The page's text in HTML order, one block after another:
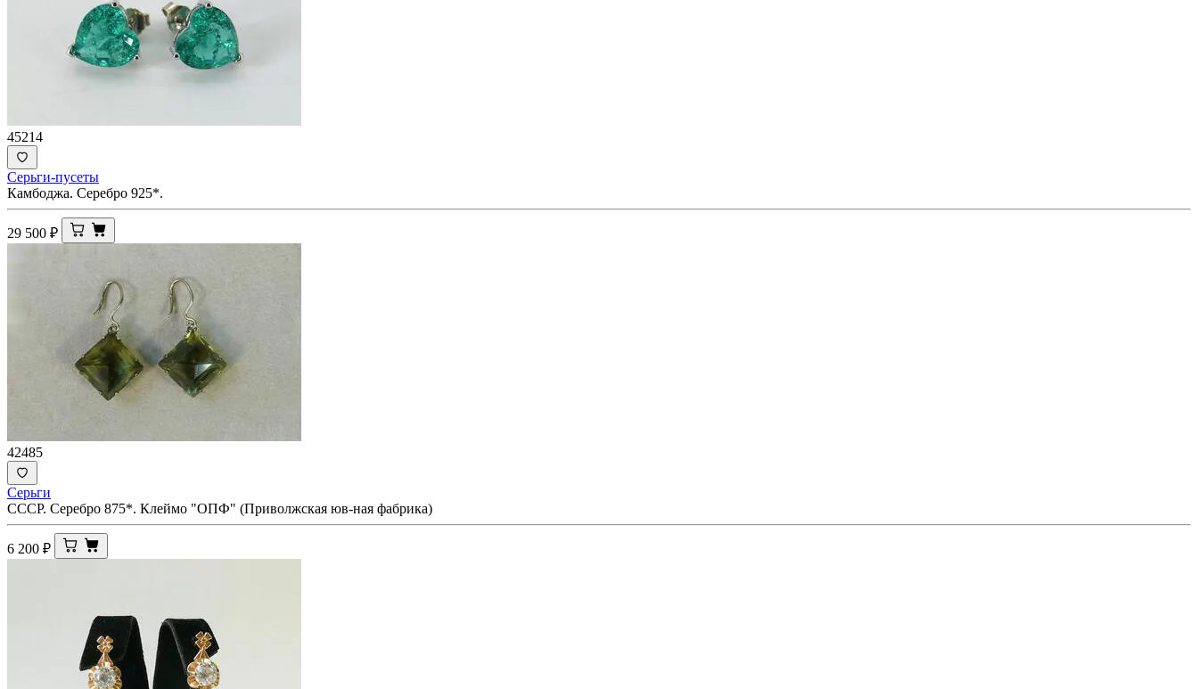
45214
Серьги-пусеты
Камбоджа. Серебро 925*.
29 500 ₽
42485
Серьги
СССР. Серебро 875*. Клеймо "ОПФ" (Приволжская юв-ная фабрика)
6 200 ₽